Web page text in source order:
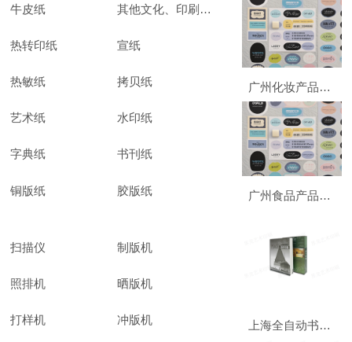
牛皮纸 其他文化、印刷用纸
热转印纸 宣纸
热敏纸 拷贝纸
艺术纸 水印纸
字典纸 书刊纸
铜版纸 胶版纸
广州化妆产品热敏纸批发 广州市杰星包装制品供应
广州食品产品热敏纸定制 广州市杰星包装制品供应
扫描仪 制版机
照排机 晒版机
打样机 冲版机 上海全自动书刊印刷材料 欢迎来电 上海界龙艺术印刷供应